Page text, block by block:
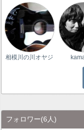
相模川の川オヤジ
フォロワー(6人)